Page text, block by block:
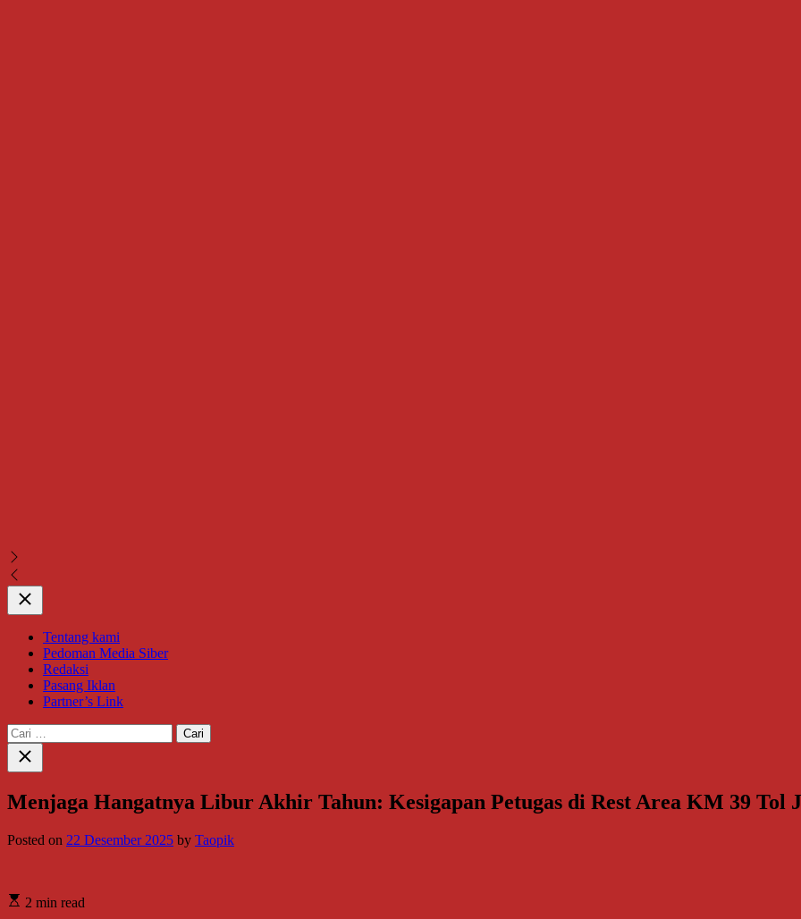
Close
Tentang kami
Pedoman Media Siber
Redaksi
Pasang Iklan
Partner’s Link
Cari
untuk:
Close
search
Menjaga Hangatnya Libur Akhir Tahun: Kesigapan Petugas di Rest Area KM 39 Tol
Posted on 22 Desember 2025 by Taopik
2 min read